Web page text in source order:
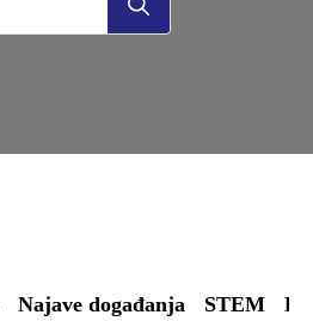
Najave događanja STEM